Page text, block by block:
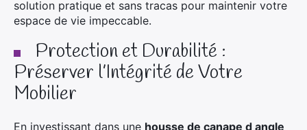
solution pratique et sans tracas pour maintenir votre
espace de vie impeccable.
Protection et Durabilité :
Préserver l’Intégrité de Votre
Mobilier
En investissant dans une housse de canape d angle